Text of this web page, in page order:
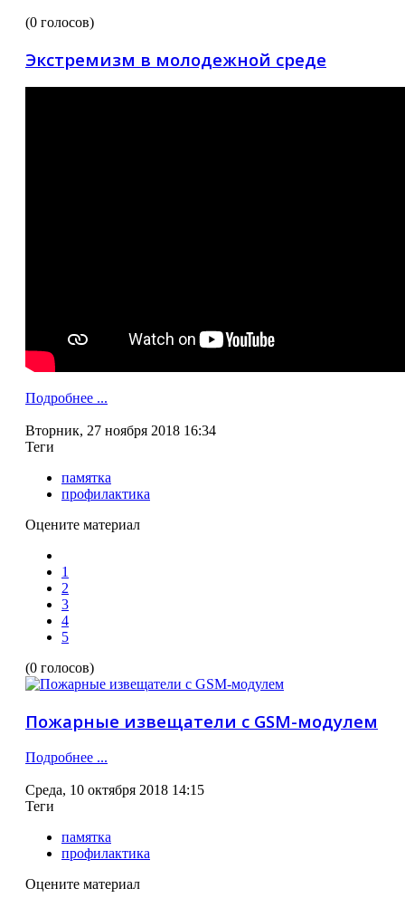
(0 голосов)
Экстремизм в молодежной среде
Подробнее ...
Вторник, 27 ноября 2018 16:34
Теги
памятка
профилактика
Оцените материал
1
2
3
4
5
(0 голосов)
Пожарные извещатели с GSM-модулем
Подробнее ...
Среда, 10 октября 2018 14:15
Теги
памятка
профилактика
Оцените материал